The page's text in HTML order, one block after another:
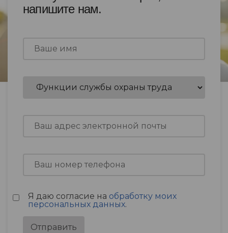
напишите нам.
Я даю согласие на обработку моих
персональных данных.
Отправить